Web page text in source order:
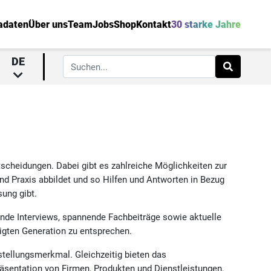
Über unsTeamJobsShopKontakt30 starke Jahre
DE
Dabei gibt es zahlreiche Möglichkeiten zur
Praxis abbildet und so Hilfen und Antworten in Bezug
gibt.
Interviews, spannende Fachbeiträge sowie aktuelle
Generation zu entsprechen.
Gleichzeitig bieten das
von Firmen, Produkten und Dienstleistungen.